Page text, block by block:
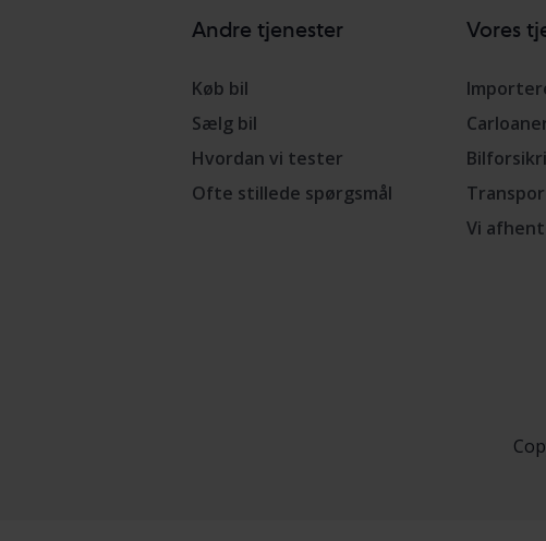
Andre tjenester
Køb bil
Sælg bil
Hvordan vi tester
Ofte stillede spørgsmål
Vores
Vi